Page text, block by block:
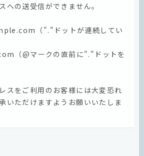
への送受信ができません。
（"."ドットが連続してい
（@マークの直前に"."ドットを
スをご利用のお客様には大変恐れ
いただけますようお願いいたしま